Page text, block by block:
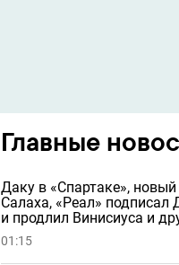
Главные
Даку в «Спартаке», новый
Салаха, «Реал» подписал
и продлил Винисиуса и
новости
01:15